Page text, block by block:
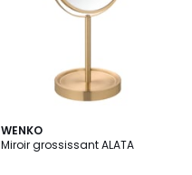
WENKO
Miroir grossissant ALATA